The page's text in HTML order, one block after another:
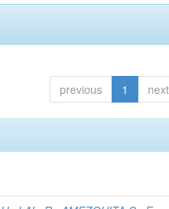
previous 1 next